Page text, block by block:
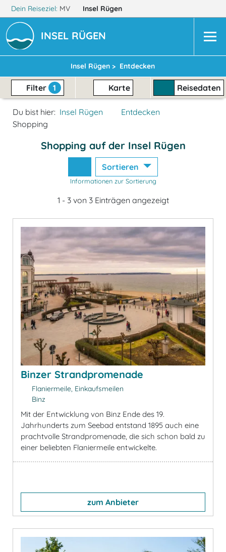
Dein Reiseziel: MV Insel Rügen
INSEL RÜGEN
Insel Rügen > Entdecken
Filter 1 Karte Reisedaten
Du bist hier: Insel Rügen
Entdecken
Shopping
Shopping auf der Insel Rügen
Sortieren
Informationen zur Sortierung
1 - 3 von 3 Einträgen angezeigt
Binzer Strandpromenade
Flaniermeile, Einkaufsmeilen
Binz
Mit der Entwicklung von Binz Ende des 19.
Jahrhunderts zum Seebad entstand 1895 auch eine
prachtvolle Strandpromenade, die sich schon bald zu
einer beliebten Flaniermeile entwickelte.
zum Anbieter